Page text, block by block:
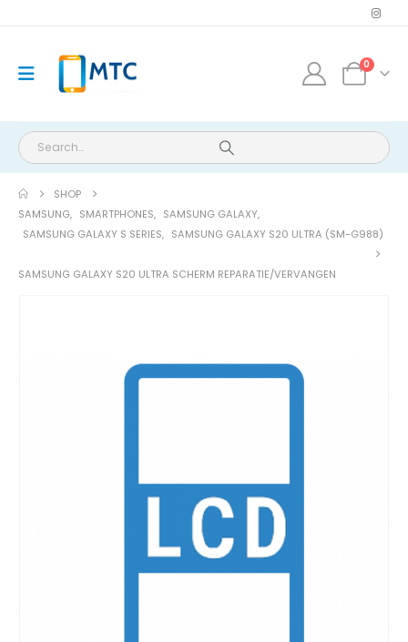
0
SHOP
SAMSUNG, SMARTPHONES, SAMSUNG GALAXY,
SAMSUNG GALAXY S SERIES, SAMSUNG GALAXY S20 ULTRA (SM-G988)
SAMSUNG GALAXY S20 ULTRA SCHERM REPARATIE/VERVANGEN